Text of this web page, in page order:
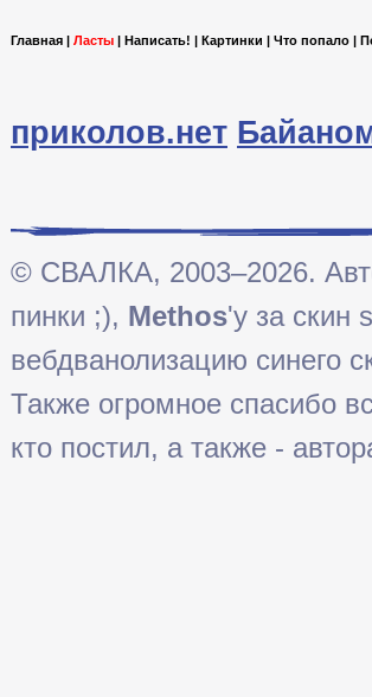
Главная | Ласты | Написать! | Картинки | Что попало |
приколов.нет
© СВАЛКА, 2003–2026.
пинки ;), Methos'у за скин
вебдванолизацию синего
Также огромное спасибо
кто постил, а также -